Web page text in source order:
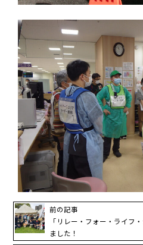
前の記事
「リレー・フォー・ライフ
ました！